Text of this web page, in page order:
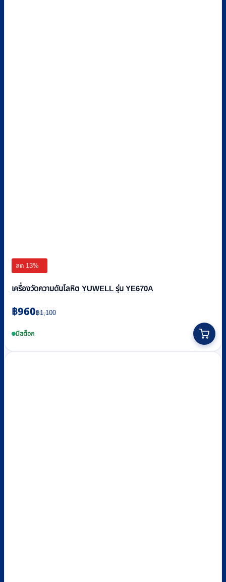
ลด 13%
เครื่องวัดความดันโลหิต YUWELL รุ่น YE670A
฿1,100
Original
was:
฿960
Current
is:มีสต็อก